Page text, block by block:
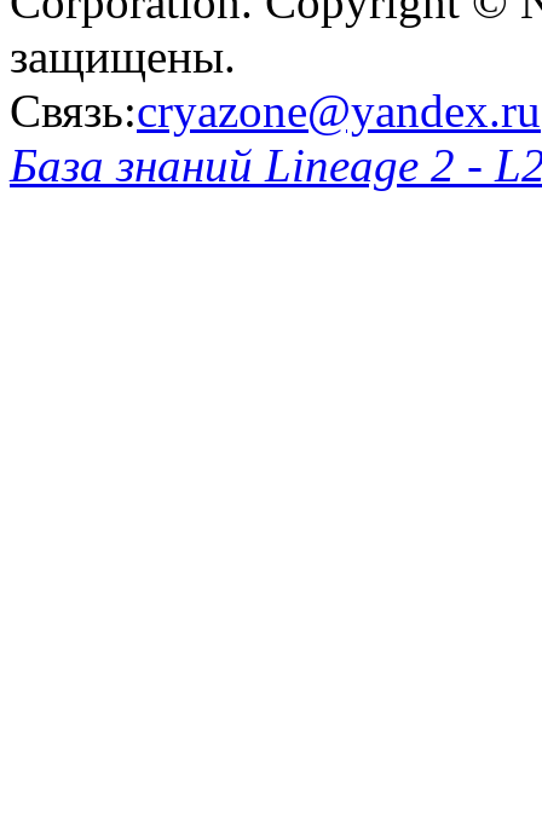
защищены.
Связь:cryazone@yandex.ru
База знаний Lineage 2 -